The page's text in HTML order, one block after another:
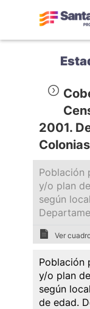
2001.
Colonias
Población
y/o plan
según
Ver
Población
y/o plan
según
de edad.